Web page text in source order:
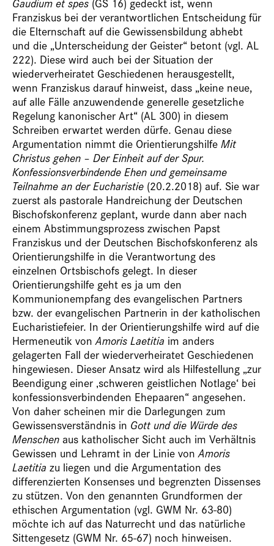
Franziskus bei der verantwortlichen Entscheidung für
die Elternschaft auf die Gewissensbildung abhebt
und die „Unterscheidung der Geister“ betont (vgl. AL
222). Diese wird auch bei der Situation der
wiederverheiratet Geschiedenen herausgestellt,
wenn Franziskus darauf hinweist, dass „keine neue,
auf alle Fälle anzuwendende generelle gesetzliche
Regelung kanonischer Art“ (AL 300) in diesem
Schreiben erwartet werden dürfe. Genau diese
Argumentation nimmt die Orientierungshilfe Mit
Christus gehen – Der Einheit auf der Spur.
Konfessionsverbindende Ehen und gemeinsame
Teilnahme an der Eucharistie (20.2.2018) auf. Sie war
zuerst als pastorale Handreichung der Deutschen
Bischofskonferenz geplant, wurde dann aber nach
einem Abstimmungsprozess zwischen Papst
Franziskus und der Deutschen Bischofskonferenz als
Orientierungshilfe in die Verantwortung des
einzelnen Ortsbischofs gelegt. In dieser
Orientierungshilfe geht es ja um den
Kommunionempfang des evangelischen Partners
bzw. der evangelischen Partnerin in der katholischen
Eucharistiefeier. In der Orientierungshilfe wird auf die
Hermeneutik vonAmoris Laetitia im anders
gelagerten Fall der wiederverheiratet Geschiedenen
hingewiesen. Dieser Ansatz wird als Hilfestellung „zur
Beendigung einer ‚schweren geistlichen Notlage‘ bei
konfessionsverbindenden Ehepaaren“ angesehen.
Von daher scheinen mir die Darlegungen zum
Gewissensverständnis in Gott und die Würde des
Menschen aus katholischer Sicht auch im Verhältnis
Gewissen und Lehramt in der Linie vonAmoris
Laetitia zu liegen und die Argumentation des
differenzierten Konsenses und begrenzten Dissenses
zu stützen. Von den genannten Grundformen der
ethischen Argumentation (vgl. GWM Nr. 63-80)
möchte ich auf das Naturrecht und das natürliche
Sittengesetz (GWM Nr. 65-67) noch hinweisen.